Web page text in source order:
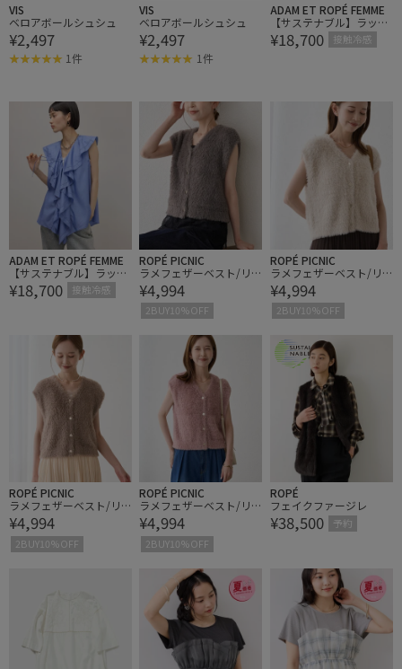
VIS
ベロアボールシュシュ
¥2,497
1件
VIS
ベロアボールシュシュ
¥2,497
1件
ADAM ET ROPÉ FEMME
【サステナブル】ラッフ
ルジレブラウス/接触冷
¥18,700 接触冷感
ADAM ET ROPÉ FEMME
【サステナブル】ラッフ
ルジレブラウス/接触冷
¥18,700 接触冷感
ROPÉ PICNIC
ラメフェザーベスト/リ
ンクコーデ
¥4,994
2BUY10%OFF
ROPÉ PICNIC
ラメフェザーベスト/リ
ンクコーデ
¥4,994
2BUY10%OFF
ROPÉ PICNIC
ラメフェザーベスト/リ
ンクコーデ
¥4,994
2BUY10%OFF
ROPÉ PICNIC
ラメフェザーベスト/リ
ンクコーデ
¥4,994
2BUY10%OFF
ROPÉ
フェイクファージレ
¥38,500 予約